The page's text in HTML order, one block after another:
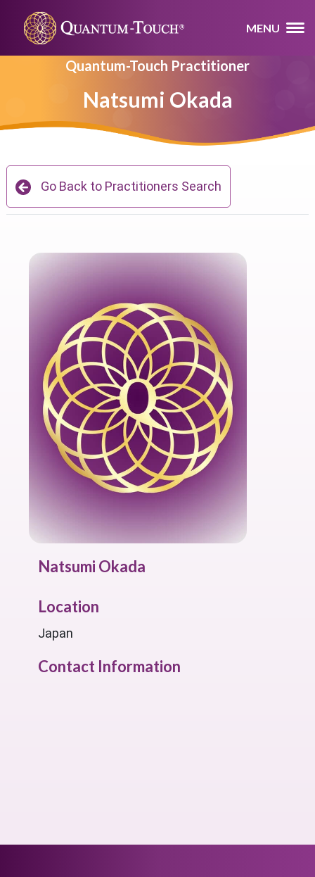
MENU
Quantum-Touch Practitioner
Natsumi Okada
Go Back to Practitioners Search
Natsumi Okada
Location
Japan
Contact Information